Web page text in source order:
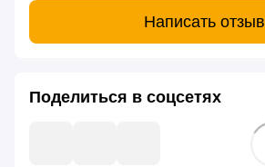
Написать отзыв
Поделиться в соцсетях